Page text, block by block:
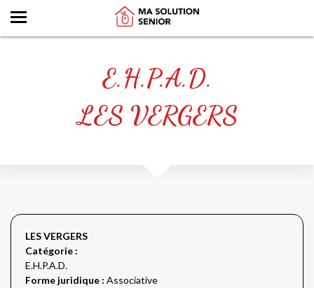
E.H.P.A.D.
LES VERGERS
LES VERGERS
Catégorie :
E.H.P.A.D.
Forme juridique : Associative